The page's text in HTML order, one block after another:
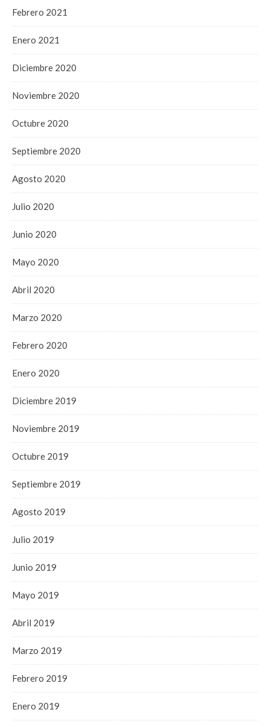
Febrero 2021
Enero 2021
Diciembre 2020
Noviembre 2020
Octubre 2020
Septiembre 2020
Agosto 2020
Julio 2020
Junio 2020
Mayo 2020
Abril 2020
Marzo 2020
Febrero 2020
Enero 2020
Diciembre 2019
Noviembre 2019
Octubre 2019
Septiembre 2019
Agosto 2019
Julio 2019
Junio 2019
Mayo 2019
Abril 2019
Marzo 2019
Febrero 2019
Enero 2019